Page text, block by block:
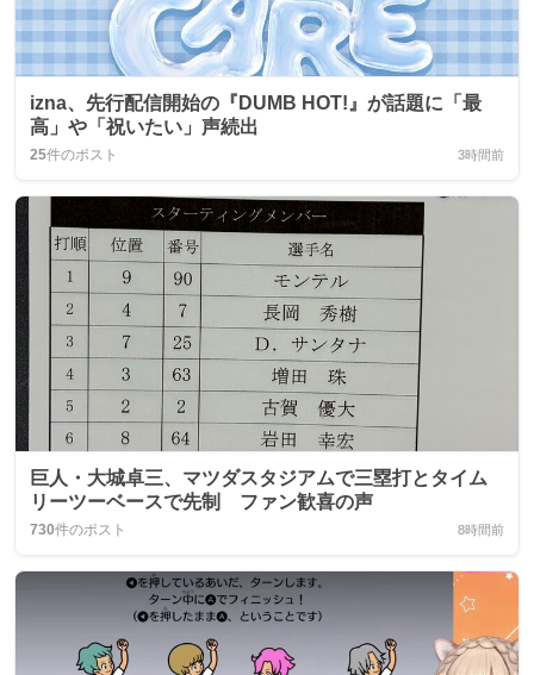
izna、先行配信開始の『DUMB HOT!』が話題に「最
高」や「祝いたい」声続出
25件のポスト 3時間前
巨人・大城卓三、マツダスタジアムで三塁打とタイム
リーツーベースで先制 ファン歓喜の声
730件のポスト 8時間前